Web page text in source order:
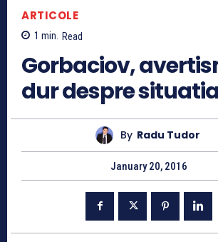
ARTICOLE
1 min. Read
Gorbaciov,
dur despre
By Radu Tudor
January 20, 2016